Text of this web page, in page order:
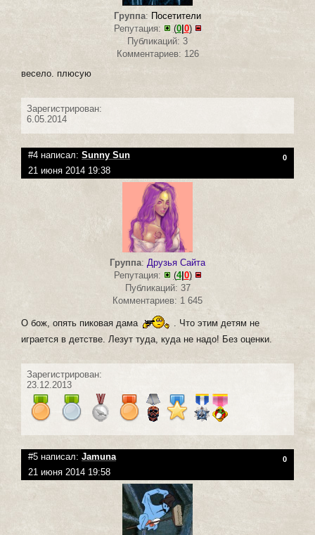
Группа: Посетители
Репутация:
(0| 0)
Публикаций: 3
Комментариев: 126
весело. плюсую
Зарегистрирован:
6.05.2014
#4 написал: Sunny Sun 0
21 июня 2014 19:38
Группа: Друзья Сайта
Репутация:
(4| 0)
Публикаций: 37
Комментариев: 1 645
О бож, опять пиковая дама
. Что этим детям не
играется в детстве. Лезут туда, куда не надо! Без оценки.
Зарегистрирован:
23.12.2013
#5 написал: Jamuna 0
21 июня 2014 19:58